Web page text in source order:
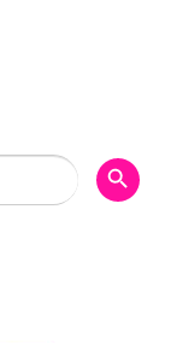
Search